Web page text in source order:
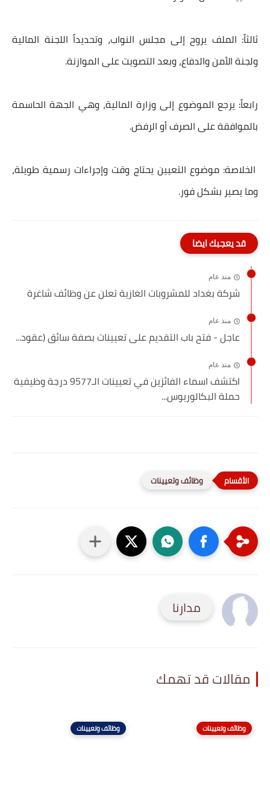
ثالثاً: الملف يروح إلى مجلس النواب، وتحديداً اللجنة المالية
ولجنة الأمن والدفاع، وبعد التصويت على الموازنة.
رابعاً: يرجع الموضوع إلى وزارة المالية، وهي الجهة الحاسمة
بالموافقة على الصرف أو الرفض.
الخلاصة: موضوع التعيين يحتاج وقت وإجراءات رسمية طويلة،
وما يصير بشكل فور.
قد يعجبك ايضا
منذ عام
شركة بغداد للمشروبات الغازية تعلن عن وظائف شاغرة
منذ عام
عاجل - فتح باب التقديم على تعيينات بصفة سائق (عقود...
منذ عام
اكتشف اسماء الفائزين في تعيينات الـ9577 درجة وظيفية
حملة البكالوريوس...
وظائف وتعيينات
مدارنا
مقالات قد تهمك
وظائف وتعيينات وظائف وتعيينات